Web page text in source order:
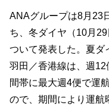
ANAグループは8月23
ち、冬ダイヤ（10月
ついて発表した。夏ダ
羽田／香港線は、週
間帯に最大週4便で運
ので、期間により運航